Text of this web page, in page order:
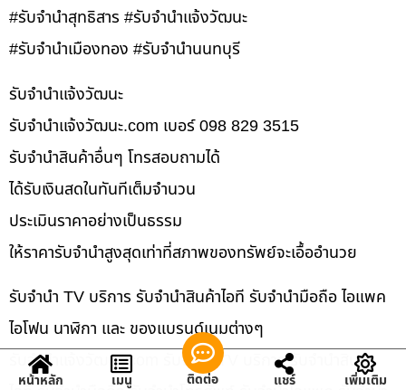
#รับจำนำสุทธิสาร #รับจำนำแจ้งวัฒนะ
#รับจำนำเมืองทอง #รับจำนำนนทบุรี
รับจํานําแจ้งวัฒนะ
รับจํานําแจ้งวัฒนะ.com เบอร์ 098 829 3515
รับจำนำสินค้าอื่นๆ โทรสอบถามได้
ได้รับเงินสดในทันทีเต็มจำนวน
ประเมินราคาอย่างเป็นธรรม
ให้ราคารับจำนำสูงสุดเท่าที่สภาพของทรัพย์จะเอื้ออำนวย
รับจำนำ TV บริการ รับจำนำสินค้าไอที รับจำนำมือถือ ไอแพค
ไอโฟน นาฬิกา และ ของแบรนด์เนมต่างๆ
รับจํานําแจ้งวัฒนะ.com รับจำนำ TV บริการ รับจำนำสินค้า
หน้าหลัก เมนู ติดต่อ แชร์ เพิ่มเติม